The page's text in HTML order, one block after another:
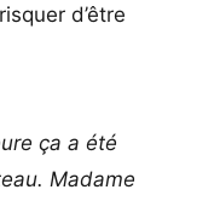
d’être
ça a été
Madame